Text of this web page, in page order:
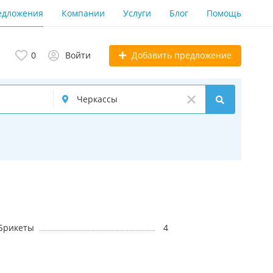
Компании Услуги Блог Помощь
0 Войти Добавить предложение
4